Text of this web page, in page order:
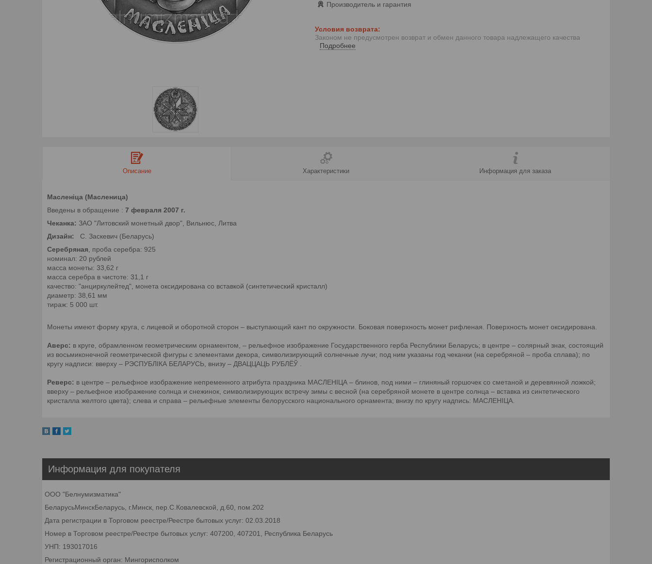
Производитель и гарантия
Законом не предусмотрен возврат и обмен данного товара надлежащего качества
Подробнее
Описание Характеристики Информация для заказа
Масленіца (Масленица)
Введены в обращение : 7 февраля 2007 г.
Чеканка: ЗАО "Литовский монетный двор", Вильнюс, Литва
Дизайн:
С. Заскевич (Беларусь)
Серебряная , проба серебра: 925
номинал: 20 рублей
масса монеты: 33,62 г
масса серебра в чистоте: 31,1 г
качество: "анциркулейтед", монета оксидирована со вставкой (синтетический кристалл)
диаметр: 38,61 мм
тираж: 5 000 шт.
Монеты имеют форму круга, с лицевой и оборотной сторон – выступающий кант по окружности. Боковая поверхность монет рифленая. Поверхность монет оксидирована.
Аверс: в круге, обрамленном геометрическим орнаментом, – рельефное изображение Государственного герба Республики Беларусь; в центре – солярный знак, состоящий
из восьмиконечной геометрической фигуры с элементами декора, символизирующий солнечные лучи; под ним указаны год чеканки (на серебряной – проба сплава); по
кругу надписи: вверху – РЭСПУБЛІКА БЕЛАРУСЬ, внизу – ДВАЦЦАЦЬ РУБЛЁЎ .
Реверс: в центре – рельефное изображение непременного атрибута праздника МАСЛЕНІЦА – блинов, под ними – глиняный горшочек со сметаной и деревянной ложкой;
вверху – рельефное изображение солнца и снежинок, символизирующих встречу зимы с весной (на серебряной монете в центре солнца – вставка из синтетического
кристалла желтого цвета); слева и справа – рельефные элементы белорусского национального орнамента; внизу по кругу надпись: МАСЛЕНІЦА.
Информация для покупателя
ООО "Белнумизматика"
БеларусьМинскБеларусь, г.Минск, пер.С.Ковалевской, д.60, пом.202
Дата регистрации в Торговом реестре/Реестре бытовых услуг: 02.03.2018
Номер в Торговом реестре/Реестре бытовых услуг: 407200, 407201, Республика Беларусь
УНП: 193017016
Регистрационный орган: Мингорисполком